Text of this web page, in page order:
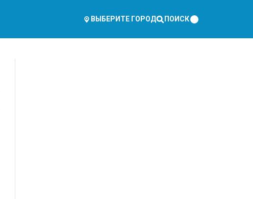
ВЫБЕРИТЕ ГОРОД ПОИСК